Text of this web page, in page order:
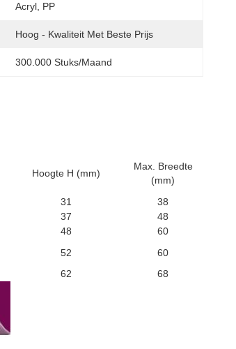
Acryl, PP
Hoog - Kwaliteit Met Beste Prijs
300.000 Stuks/maand
Hoogte H (mm)
Max. Breedte
(mm)
31
38
37
48
48
60
52
60
62 68